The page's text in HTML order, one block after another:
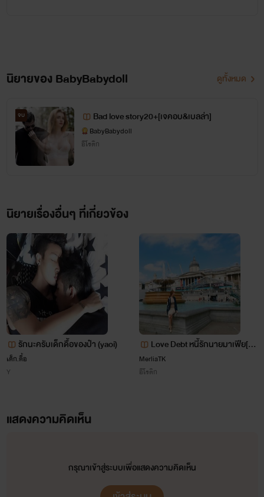
ฮัลโหลลล มาแล้วค่ะ...เรื่องนี้เป็นภาคต่อของเรื่อง >>>
Bad love story20+[เจคอบ&เบลล่า] <<
ดราม่าถามหาความจริง หรือความสมเหตุสมผลอะไร อ่านเพื่อ
ความสนุกนะคะ เรื่องนี้ไรท์ติดเหรียญนะคะ ขอแจ้งไว้ก่อน...จะได้
ยินดีต้อนรับทุกคนเข้าสู่โลกนิยายของ เบบี้ค่ะ
ขอออกตัวก่อนว่า เบบี้ไม่ใช่นักเขียนนิยายมือ
อาชีพนะคะ
เบบี้แค่อยากจะลองเอาจินตนาการของตัวเอง
มาแบ่งปันเท่านั้น
ตั้งใจแต่งดูบ้างนะคะ
ไรท์พยายามจะแต่งให้ได้หลายๆแนวนะคะ
นิยายของ BabyBabydoll ดูทั้งหมด
จบ Bad love story20+[เจคอบ&เบลล่า]
BabyBabydoll
อีโรติก
นิยายเรื่องอื่นๆ ที่เกี่ยวข้อง
รักนะครับเด็กดื้อของป๋า (yaoi)
เด็ก.ดื้อ
Y
Love Debt หนี้รักนายมาเฟีย[ N
C 18+] อ่านฟรี
MerliaTK
อีโรติก
แสดงความคิดเห็น
กรุณาเข้าสู่ระบบเพื่อแสดงความคิดเห็น